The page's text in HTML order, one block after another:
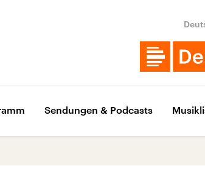
Sendungen & Podcasts